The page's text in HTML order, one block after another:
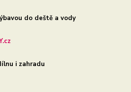
do deště a vody
i zahradu